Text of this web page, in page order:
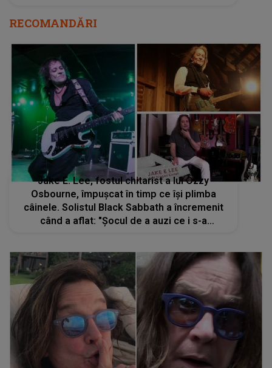
RECOMANDĂRI
Jake E. Lee, fostul chitarist a lui Ozzy
Osbourne, împuşcat în timp ce îşi plimba
câinele. Solistul Black Sabbath a încremenit
când a aflat: "Șocul de a auzi ce i s-a